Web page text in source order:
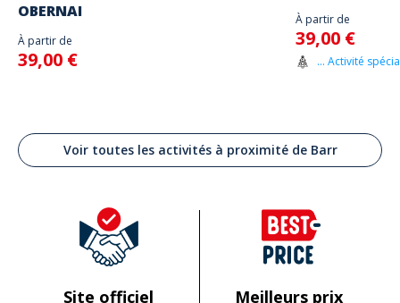
OBERNAI
À partir de
39,00 €
À partir de
39,00 €
... Activité
Voir toutes les activités à proximité de Barr
Site officiel Meilleurs prix